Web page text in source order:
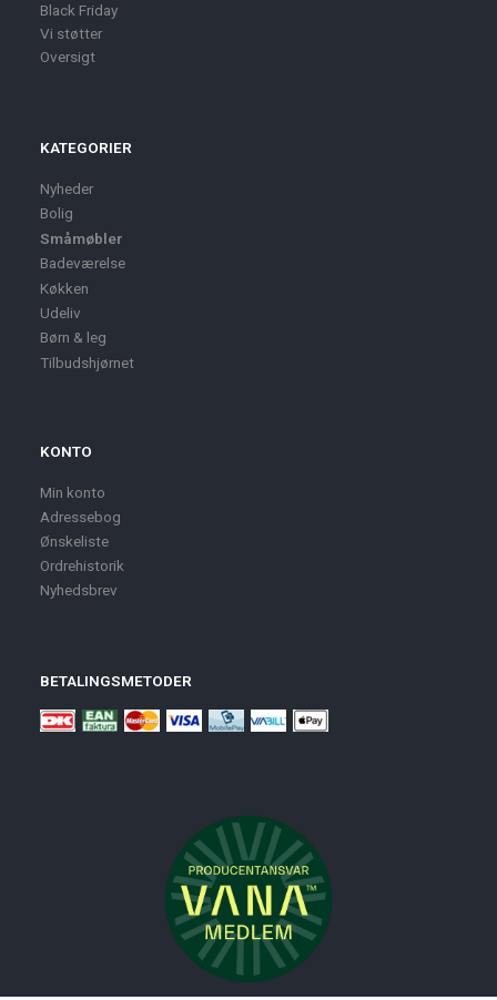
Black Friday
Vi støtter
Oversigt
KATEGORIER
Nyheder
Bolig
Småmøbler
Badeværelse
Køkken
Udeliv
Børn & leg
Tilbudshjørnet
KONTO
Min konto
Adressebog
Ønskeliste
Ordrehistorik
Nyhedsbrev
BETALINGSMETODER